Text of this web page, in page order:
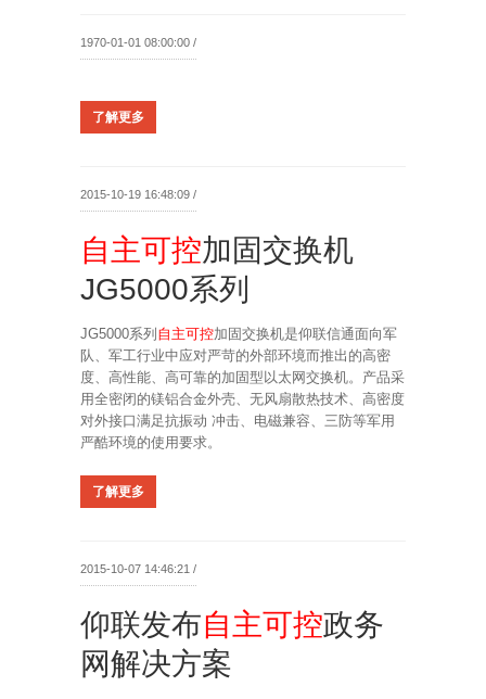
1970-01-01 08:00:00 /
了解更多
2015-10-19 16:48:09 /
自主可控加固交换机
JG5000系列
JG5000系列 自主可控加固交换机是仰联信通面向军
队、军工行业中应对严苛的外部环境而推出的高密
度、高性能、高可靠的加固型以太网交换机。产品采
用全密闭的镁铝合金外壳、无风扇散热技术、高密度
对外接口满足抗振动 冲击、电磁兼容、三防等军用
严酷环境的使用要求。
了解更多
2015-10-07 14:46:21 /
仰联发布自主可控政务
网解决方案